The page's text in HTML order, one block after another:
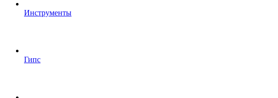
Инструменты
Гипс